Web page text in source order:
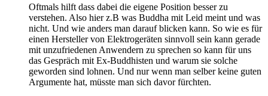
Oftmals hilft dass dabei die eigene Position besser zu
verstehen. Also hier z.B was Buddha mit Leid meint und was
nicht. Und wie anders man darauf blicken kann. So wie es für
einen Hersteller von Elektrogeräten sinnvoll sein kann gerade
mit unzufriedenen Anwendern zu sprechen so kann für uns
das Gespräch mit Ex-Buddhisten und warum sie solche
geworden sind lohnen. Und nur wenn man selber keine guten
Argumente hat, müsste man sich davor fürchten.